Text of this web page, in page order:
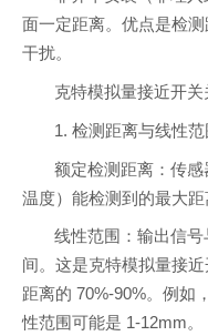
面一定距离。优点是检
干扰。
克特模拟量接近开
1. 检测距离与线性范
额定检测距离：传
温度）能检测到的最大距
线性范围：输出信
间。这是克特模拟量接
距离的 70%-90%。例如
性范围可能是 1-12mm。